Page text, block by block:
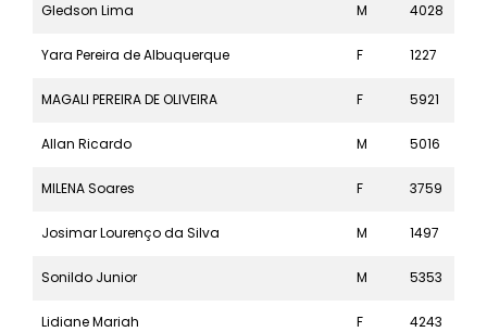
Gledson Lima M 4028
Yara Pereira de Albuquerque F 1227
MAGALI PEREIRA DE OLIVEIRA F 5921
Allan Ricardo M 5016
MILENA Soares F 3759
Josimar Lourenço da Silva M 1497
Sonildo Junior M 5353
Lidiane Mariah F 4243